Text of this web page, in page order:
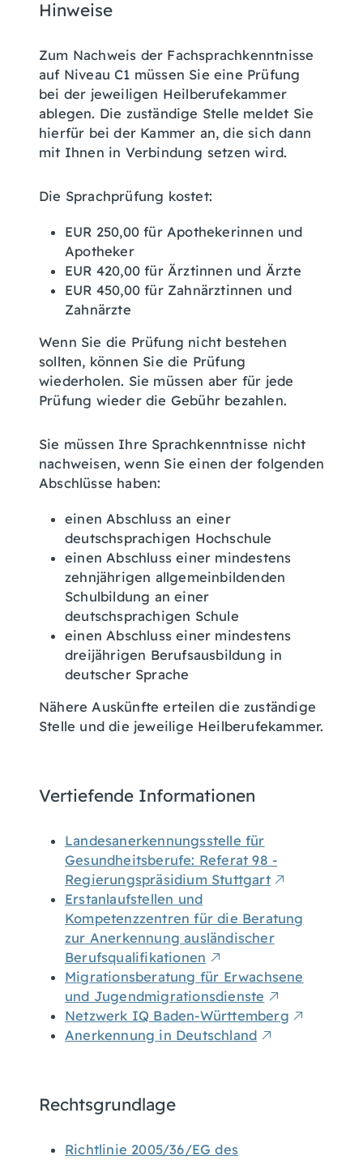
Hinweise
Zum Nachweis der Fachsprachkenntnisse
auf Niveau C1 müssen Sie eine Prüfung
bei der jeweiligen Heilberufekammer
ablegen. Die zuständige Stelle meldet Sie
hierfür bei der Kammer an, die sich dann
mit Ihnen in Verbindung setzen wird.
Die Sprachprüfung kostet:
EUR 250,00 für Apothekerinnen und
Apotheker
EUR 420,00 für Ärztinnen und Ärzte
EUR 450,00 für Zahnärztinnen und
Zahnärzte
Wenn Sie die Prüfung nicht bestehen
sollten, können Sie die Prüfung
wiederholen. Sie müssen aber für jede
Prüfung wieder die Gebühr bezahlen.
Sie müssen Ihre Sprachkenntnisse nicht
nachweisen, wenn Sie einen der folgenden
Abschlüsse haben:
einen Abschluss an einer
deutschsprachigen Hochschule
einen Abschluss einer mindestens
zehnjährigen allgemeinbildenden
Schulbildung an einer
deutschsprachigen Schule
einen Abschluss einer mindestens
dreijährigen Berufsausbildung in
deutscher Sprache
Nähere Auskünfte erteilen die zuständige
Stelle und die jeweilige Heilberufekammer.
Vertiefende Informationen
Landesanerkennungsstelle für
Gesundheitsberufe: Referat 98 -
Regierungspräsidium Stuttgart
Erstanlaufstellen und
Kompetenzzentren für die Beratung
zur Anerkennung ausländischer
Berufsqualifikationen
Migrationsberatung für Erwachsene
und Jugendmigrationsdienste
Netzwerk IQ Baden-Württemberg
Anerkennung in Deutschland
Rechtsgrundlage
Richtlinie 2005/36/EG des